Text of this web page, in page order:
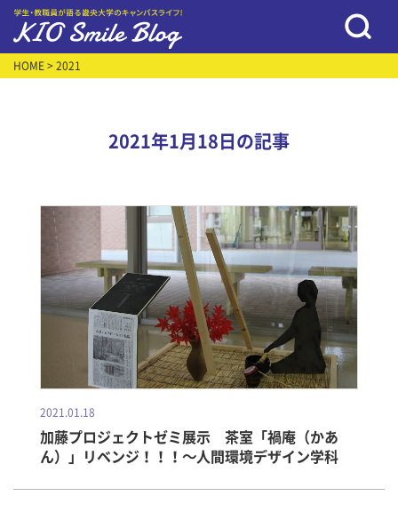
HOME > 2021
2021年1月18日の記事
2021.01.18
加藤プロジェクトゼミ展示 茶室「禍庵（かあ
ん）」リベンジ！！！～人間環境デザイン学科